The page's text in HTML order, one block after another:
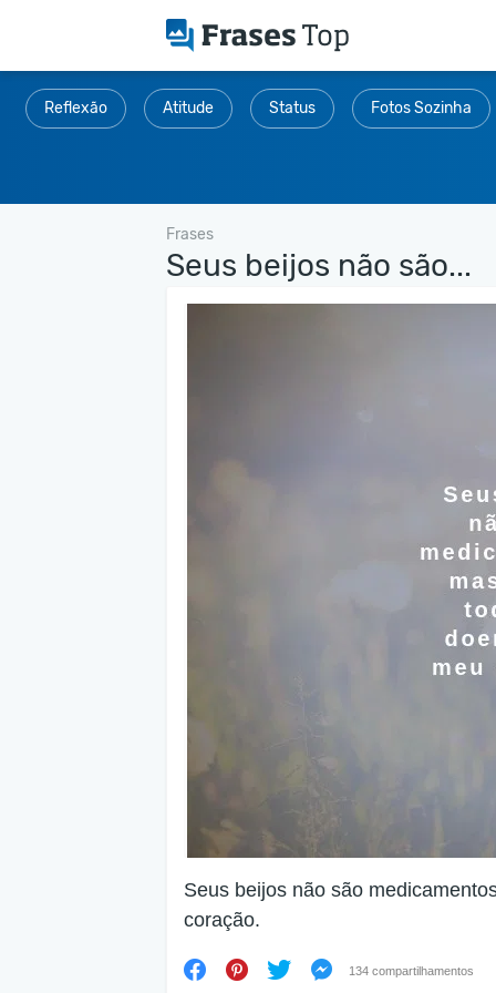
Reflexão Atitude Status Fotos Sozinha
Frases
Seus beijos não são...
Seus beijos não são
coração.
134 compartilhamentos